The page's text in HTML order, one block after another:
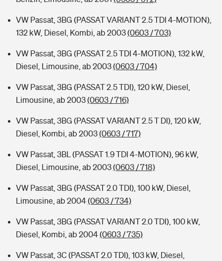
VW Passat, 3BG (PASSAT VARIANT 2.5 TDI 4-MOTION),
132 kW, Diesel, Kombi, ab 2003(0603 / 703)
VW Passat, 3BG (PASSAT 2.5 TDI 4-MOTION), 132 kW,
Diesel, Limousine, ab 2003(0603 / 704)
VW Passat, 3BG (PASSAT 2.5 TDI), 120 kW, Diesel,
Limousine, ab 2003(0603 / 716)
VW Passat, 3BG (PASSAT VARIANT 2.5 T DI), 120 kW,
Diesel, Kombi, ab 2003(0603 / 717)
VW Passat, 3BL (PASSAT 1.9 TDI 4-MOTION), 96 kW,
Diesel, Limousine, ab 2003(0603 / 718)
VW Passat, 3BG (PASSAT 2.0 TDI), 100 kW, Diesel,
Limousine, ab 2004(0603 / 734)
VW Passat, 3BG (PASSAT VARIANT 2.0 TDI), 100 kW,
Diesel, Kombi, ab 2004(0603 / 735)
VW Passat, 3C (PASSAT 2.0 TDI), 103 kW, Diesel,